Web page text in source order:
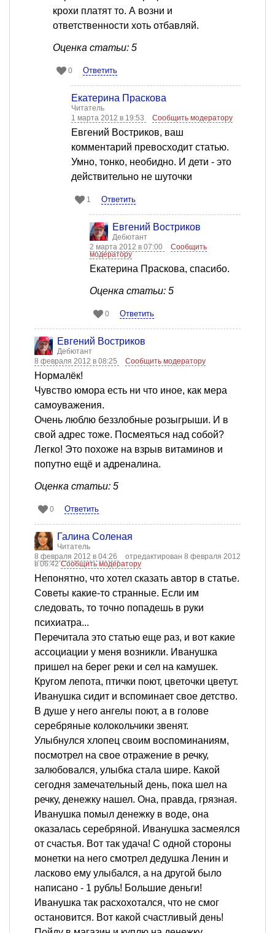
крохи платят то. А возни и
ответственности хоть отбавляй.
Оценка статьи: 5
0 Ответить
Екатерина Праскова
Читатель
1 марта 2012 в 19:53
Сообщить модератору
Евгений Востриков, ваш
комментарий превосходит статью.
Умно, тонко, необидно. И дети - это
действительно не шуточки
1 Ответить
Евгений Востриков
Дебютант
2 марта 2012 в 07:00
Сообщить
модератору
Екатерина Праскова, спасибо.
Оценка статьи: 5
0 Ответить
Евгений Востриков
Дебютант
8 февраля 2012 в 08:25
Сообщить модератору
Нормалёк!
Чувство юмора есть ни что иное, как мера
самоуважения.
Очень люблю беззлобные розыгрыши. И в
свой адрес тоже. Посмеяться над собой?
Легко! Это похоже на взрыв витаминов и
попутно ещё и адреналина.
Оценка статьи: 5
0 Ответить
Галина Соленая
Читатель
8 февраля 2012 в 04:26
отредактирован 8 февраля 2012
в 06:42Сообщить модератору
Непонятно, что хотел сказать автор в статье.
Советы какие-то странные. Если им
следовать, то точно попадешь в руки
психиатра...
Перечитала это статью еще раз, и вот какие
ассоциации у меня возникли. Иванушка
пришел на берег реки и сел на камушек.
Кругом лепота, птички поют, цветочки цветут.
Иванушка сидит и вспоминает свое детство.
В душе у него ангелы поют, а в голове
серебряные колокольчики звенят.
Улыбнулся хлопец своим воспоминаниям,
посмотрел на свое отражение в речку,
залюбовался, улыбка стала шире. Какой
сегодня замечательный день, пока шел на
речку, денежку нашел. Она, правда, грязная.
Иванушка помыл денежку в воде, она
оказалась серебряной. Иванушка засмеялся
от счастья. Вот так удача! С одной стороны
монетки на него смотрел дедушка Ленин и
ласково ему улыбался, а на другой было
написано - 1 рубль! Большие деньги!
Иванушка так расхохотался, что не смог
остановится. Вот какой счастливый день!